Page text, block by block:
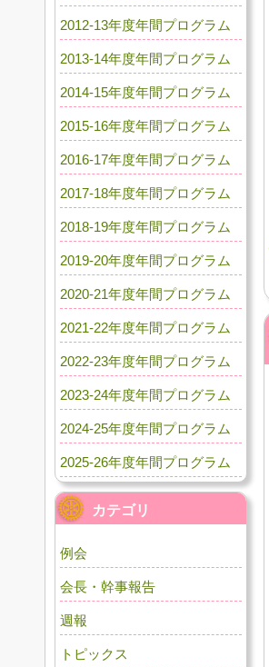
2012-13年度年間プログラム
2013-14年度年間プログラム
2014-15年度年間プログラム
2015-16年度年間プログラム
2016-17年度年間プログラム
2017-18年度年間プログラム
2018-19年度年間プログラム
2019-20年度年間プログラム
2020-21年度年間プログラム
2021-22年度年間プログラム
2022-23年度年間プログラム
2023-24年度年間プログラム
2024-25年度年間プログラム
2025-26年度年間プログラム
カテゴリ
例会
会長・幹事報告
週報
トピックス